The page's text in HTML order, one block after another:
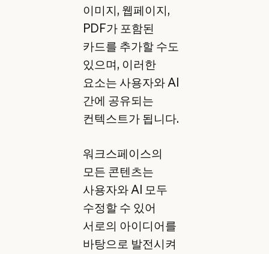
이미지, 웹페이지,
PDF가 포함된
카드를 추가할 수도
있으며, 이러한
요소는 사용자와 AI
간에 공유되는
컨텍스트가 됩니다.
워크스페이스의
모든 콘텐츠는
사용자와 AI 모두
수정할 수 있어
서로의 아이디어를
바탕으로 발전시켜